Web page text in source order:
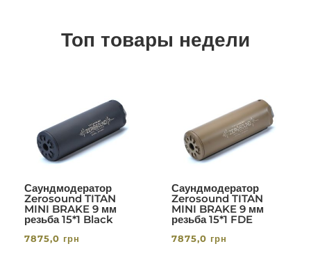
Топ товары недели
Саундмодератор
Zerosound TITAN
MINI BRAKE 9 мм
резьба 15*1 Black
7875,0 грн
Саундмодератор
Zerosound TITAN
MINI BRAKE 9 мм
резьба 15*1 FDE
7875,0 грн